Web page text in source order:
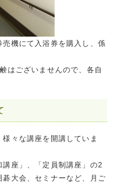
機にて入浴券を購入し、係
はございませんので、各自
々な講座を開講していま
座」、「定員制講座」の2
大会、セミナーなど、月ご